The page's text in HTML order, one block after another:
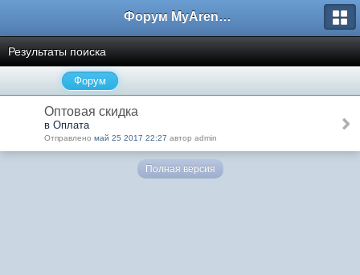
Форум MyArena.ru
Результаты поиска
Форум
Оптовая скидка
в Оплата
Отправлено май 25 2017 22:27 автор admin
Полная версия